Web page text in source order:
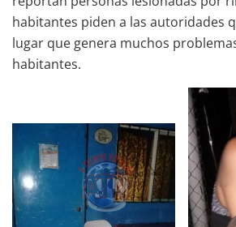
habitantes piden a las autoridades
lugar que genera muchos
habitantes.